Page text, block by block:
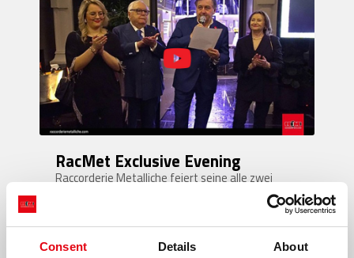
Consent Details About
RacMet Exclusive Evening
Raccorderie Metalliche feiert seine alle zwei
Jahre stattfindende Veranstaltungsreihe im